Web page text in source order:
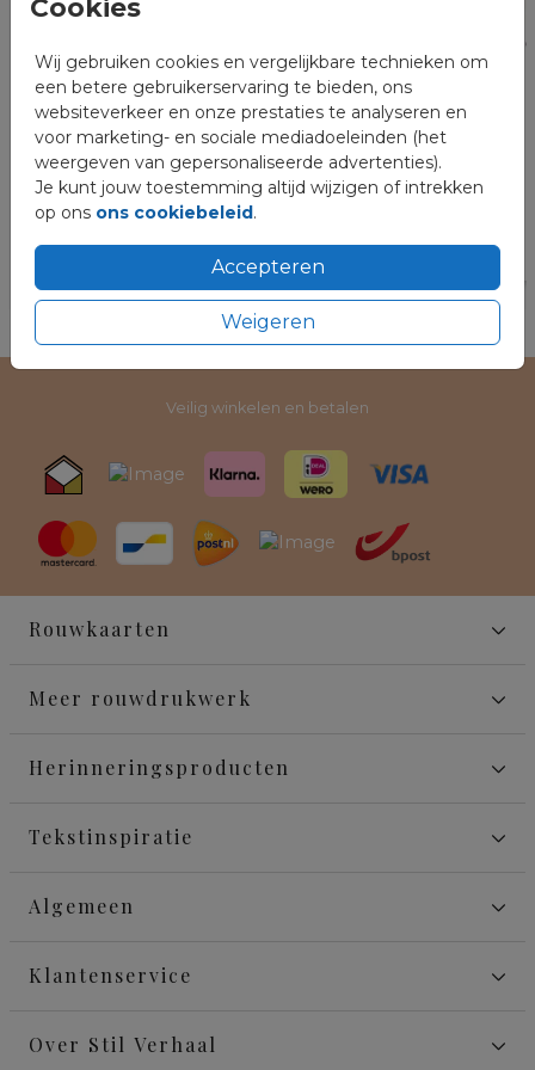
Cookies
Wij gebruiken cookies en vergelijkbare technieken om
een betere gebruikerservaring te bieden, ons
websiteverkeer en onze prestaties te analyseren en
voor marketing- en sociale mediadoeleinden (het
weergeven van gepersonaliseerde advertenties).
Je kunt jouw toestemming altijd wijzigen of intrekken
op ons ons cookiebeleid.
Accepteren
Weigeren
Meer inspiratie kun je vinden op:
Extra kaartjes Complete rouwhuisstijl
Veilig winkelen en betalen
Rouwkaarten
Meer rouwdrukwerk
Herinneringsproducten
Tekstinspiratie
Algemeen
Klantenservice
Over Stil Verhaal